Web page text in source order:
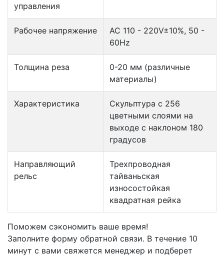
управления
Рабочее напряжение
AC 110 - 220V±10%, 50 -
60Hz
Толщина реза
0-20 мм (различные
материалы)
Характеристика
Скульптура с 256
цветными слоями на
выходе с наклоном 180
градусов
Направляющий
рельс
Трехпроводная
тайваньская
износостойкая
квадратная рейка
Поможем сэкономить ваше время!
Заполните форму обратной связи. В течение 10
минут с вами свяжется менеджер и подберет